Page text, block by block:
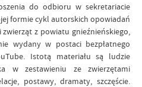
do odbioru w sekretariacie
formie cykl autorskich opowiadań
z powiatu gnieźnieńskiego,
wydany w postaci bezpłatnego
Istotą materiału są ludzie
w zestawieniu ze zwierzętami
postawy, dramaty, szczęście.